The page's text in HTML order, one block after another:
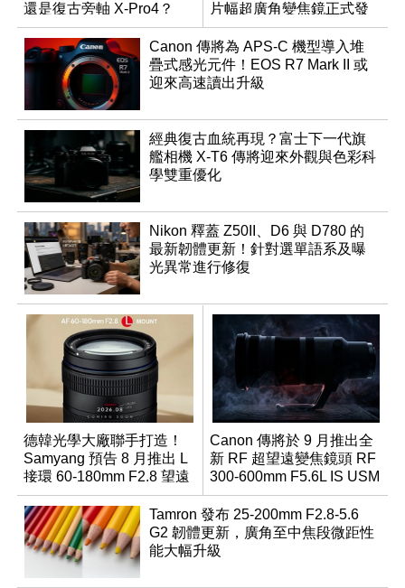
還是復古旁軸 X-Pro4？
片幅超廣角變焦鏡正式發
表
Canon 傳將為 APS-C 機型導入堆
疊式感光元件！EOS R7 Mark II 或
迎來高速讀出升級
經典復古血統再現？富士下一代旗
艦相機 X-T6 傳將迎來外觀與色彩科
學雙重優化
Nikon 釋蓋 Z50II、D6 與 D780 的
最新韌體更新！針對選單語系及曝
光異常進行修復
德韓光學大廠聯手打造！
Samyang 預告 8 月推出 L
接環 60-180mm F2.8 望遠
變焦鏡
Canon 傳將於 9 月推出全
新 RF 超望遠變焦鏡頭 RF
300-600mm F5.6L IS USM
Tamron 發布 25-200mm F2.8-5.6
G2 韌體更新，廣角至中焦段微距性
能大幅升級